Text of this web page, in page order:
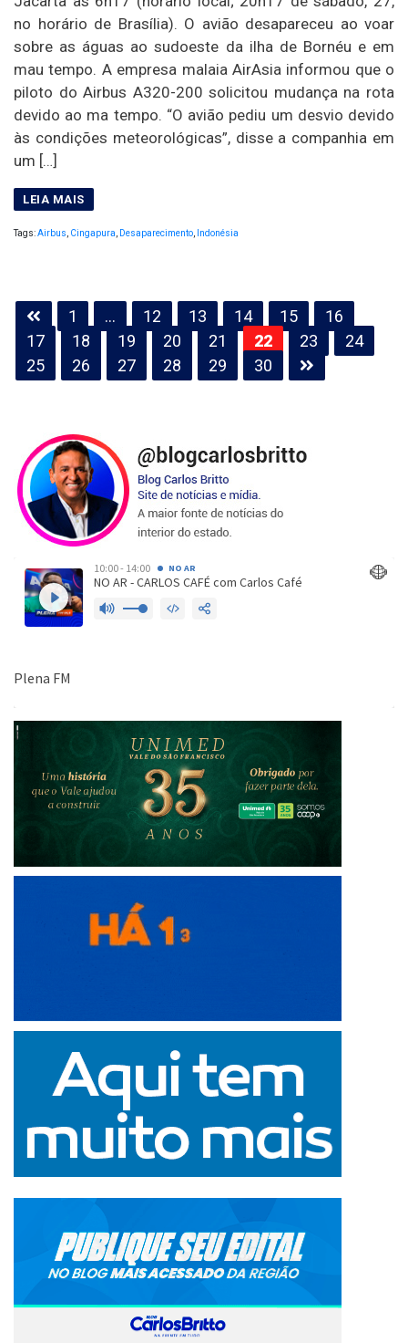
no horário de Brasília). O avião desapareceu ao voar
sobre as águas ao sudoeste da ilha de Bornéu e em
mau tempo. A empresa malaia AirAsia informou que o
piloto do Airbus A320-200 solicitou mudança na rota
devido ao ma tempo. “O avião pediu um desvio devido
às condições meteorológicas”, disse a companhia em
um […]
Tags:Airbus, Cingapura, Desaparecimento, Indonésia
Paginação
de
posts
1 … 12 13 14 15
16
17
18 19 20 21 22 23
24
25
26 27 28 29 30